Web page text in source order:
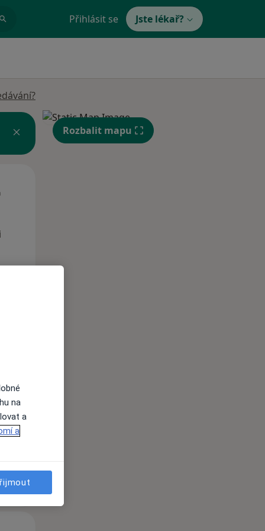
Přihlásit se Jste lékař?
Rozbalit mapu
na
a
a